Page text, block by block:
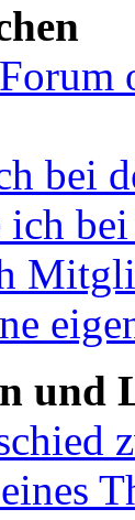
bei
und